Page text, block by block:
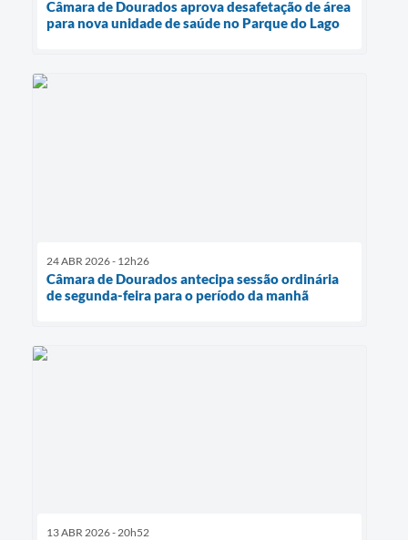
Câmara de Dourados aprova desafetação de área
para nova unidade de saúde no Parque do Lago
24 ABR 2026 - 12h26
Câmara de Dourados antecipa sessão ordinária
de segunda-feira para o período da manhã
13 ABR 2026 - 20h52